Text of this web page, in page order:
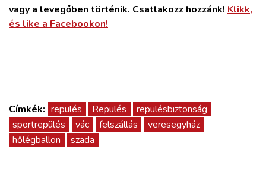
vagy a levegőben történik. Csatlakozz hozzánk! Klikk,
és like a Facebookon!
Címkék: repülés Repülés
repülésbiztonság
sportrepülés
vác felszállás
veresegyház
hőlégballon
szada